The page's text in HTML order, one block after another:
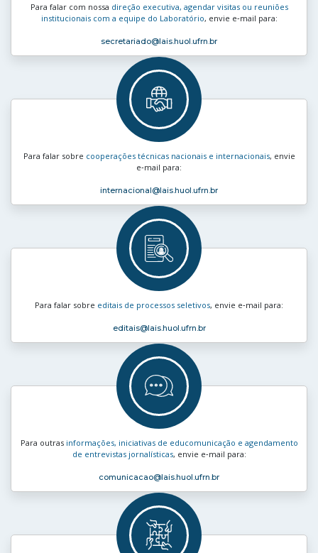
Para falar com nossa direção executiva, agendar visitas ou reuniões
institucionais com a equipe do Laboratório, envie e‑mail para:
secretariado@lais.huol.ufrn.br
Para falar sobre cooperações técnicas nacionais e internacionais, envie
e‑mail para:
internacional@lais.huol.ufrn.br
Para falar sobre editais de processos seletivos, envie e‑mail para:
editais@lais.huol.ufrn.br
Para outras informações, iniciativas de educomunicação e agendamento
de entrevistas jornalísticas, envie e‑mail para:
comunicacao@lais.huol.ufrn.br